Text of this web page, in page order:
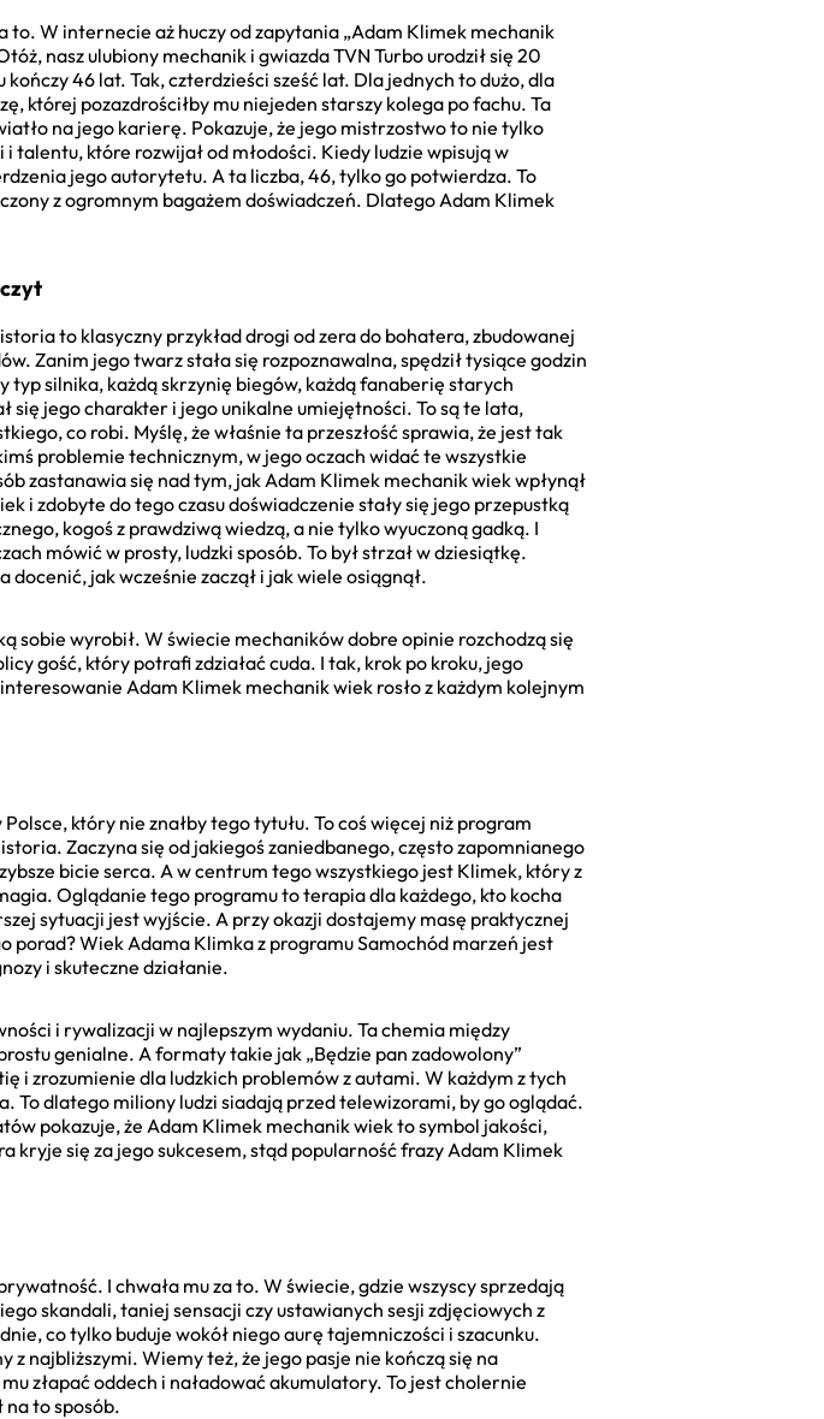
to. W internecie aż huczy od zapytania „Adam Klimek mechanik
nasz ulubiony mechanik i gwiazda TVN Turbo urodził się 20
46 lat. Tak, czterdzieści sześć lat. Dla jednych to dużo, dla
której pozazdrościłby mu niejeden starszy kolega po fachu. Ta
na jego karierę. Pokazuje, że jego mistrzostwo to nie tylko
talentu, które rozwijał od młodości. Kiedy ludzie wpisują w
jego autorytetu. A ta liczba, 46, tylko go potwierdza. To
z ogromnym bagażem doświadczeń. Dlatego Adam Klimek
to klasyczny przykład drogi od zera do bohatera, zbudowanej
Zanim jego twarz stała się rozpoznawalna, spędził tysiące godzin
typ silnika, każdą skrzynię biegów, każdą fanaberię starych
się jego charakter i jego unikalne umiejętności. To są te lata,
co robi. Myślę, że właśnie ta przeszłość sprawia, że jest tak
problemie technicznym, w jego oczach widać te wszystkie
zastanawia się nad tym, jak Adam Klimek mechanik wiek wpłynął
i zdobyte do tego czasu doświadczenie stały się jego przepustką
kogoś z prawdziwą wiedzą, a nie tylko wyuczoną gadką. I
mówić w prosty, ludzki sposób. To był strzał w dziesiątkę.
jak wcześnie zaczął i jak wiele osiągnął.
sobie wyrobił. W świecie mechaników dobre opinie rozchodzą się
gość, który potrafi zdziałać cuda. I tak, krok po kroku, jego
Adam Klimek mechanik wiek rosło z każdym kolejnym
który nie znałby tego tytułu. To coś więcej niż program
Zaczyna się od jakiegoś zaniedbanego, często zapomnianego
bicie serca. A w centrum tego wszystkiego jest Klimek, który z
Oglądanie tego programu to terapia dla każdego, kto kocha
sytuacji jest wyjście. A przy okazji dostajemy masę praktycznej
porad? Wiek Adama Klimka z programu Samochód marzeń jest
i skuteczne działanie.
i rywalizacji w najlepszym wydaniu. Ta chemia między
genialne. A formaty takie jak „Będzie pan zadowolony”
i zrozumienie dla ludzkich problemów z autami. W każdym z tych
To dlatego miliony ludzi siadają przed telewizorami, by go oglądać.
pokazuje, że Adam Klimek mechanik wiek to symbol jakości,
kryje się za jego sukcesem, stąd popularność frazy Adam Klimek
I chwała mu za to. W świecie, gdzie wszyscy sprzedają
skandali, taniej sensacji czy ustawianych sesji zdjęciowych z
co tylko buduje wokół niego aurę tajemniczości i szacunku.
z najbliższymi. Wiemy też, że jego pasje nie kończą się na
złapać oddech i naładować akumulatory. To jest cholernie
to sposób.